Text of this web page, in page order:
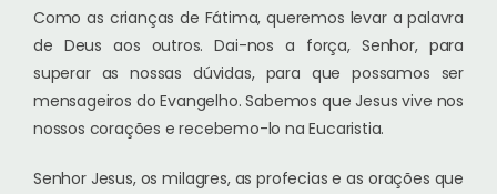
Como as crianças de Fátima, queremos levar a palavra
de Deus aos outros. Dai-nos a força, Senhor, para
superar as nossas dúvidas, para que possamos ser
mensageiros do Evangelho. Sabemos que Jesus vive nos
nossos corações e recebemo-lo na Eucaristia.
Senhor Jesus, os milagres, as profecias e as orações que